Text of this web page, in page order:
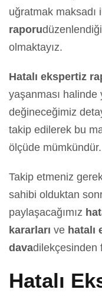
uğratmak maksadı
raporu
olmaktayız.
Hatalı ekspertiz
yaşanması halinde
değineceğimiz
takip edilerek bu
ölçüde mümkündür.
Takip etmeniz
sahibi olduktan
paylaşacağımız
kararları ve hatalı
davadilekçesinden
Hatalı